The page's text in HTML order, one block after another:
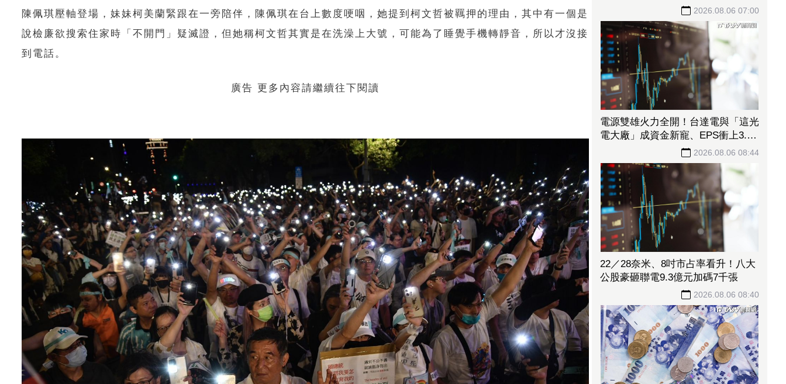
陳佩琪壓軸登場，妹妹柯美蘭緊跟在一旁陪伴，陳佩琪在台上數度哽咽，她提到柯文哲被羈押的理由，其中有一個是
說檢廉欲搜索住家時「不開門」疑滅證，但她稱柯文哲其實是在洗澡上大號，可能為了睡覺手機轉靜音，所以才沒接
到電話。
廣告 更多內容請繼續往下閱讀
道！刑事局長南下逮人2026.08.06 07:00
電源雙雄火力全開！台達電與「這光
電大廠」成資金新寵、EPS衝上3.07
2026.08.06 08:44
22／28奈米、8吋市占率看升！八大
公股豪砸聯電9.3億元加碼7千張
2026.08.06 08:40